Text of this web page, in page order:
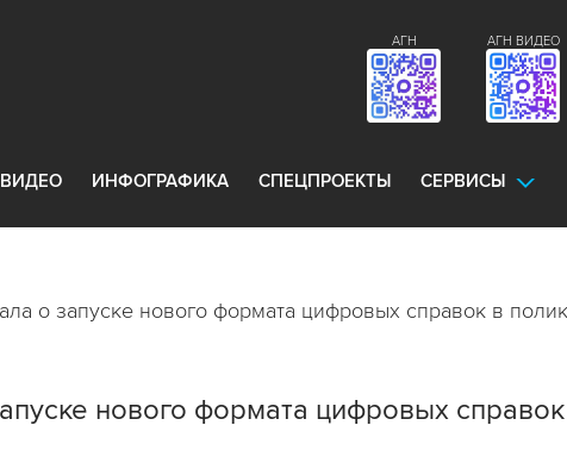
АГН ВИДЕО
АГН
ВИДЕО ИНФОГРАФИКА СПЕЦПРОЕКТЫ СЕРВИСЫ
о запуске нового формата цифровых справок в
нового формата цифровых